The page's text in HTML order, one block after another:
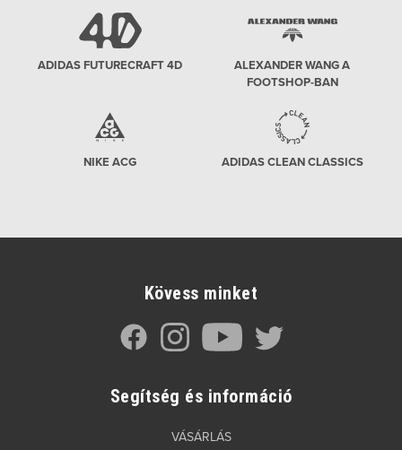
ADIDAS FUTURECRAFT 4D
ALEXANDER WANG A
FOOTSHOP-BAN
NIKE ACG ADIDAS CLEAN CLASSICS
Kövess minket
Segítség és információ
VÁSÁRLÁS